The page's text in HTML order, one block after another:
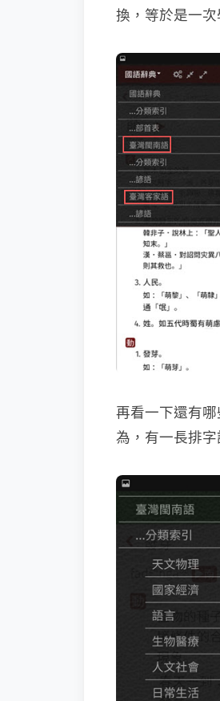
換，等於是一
再看一下還有
為，有一長排字